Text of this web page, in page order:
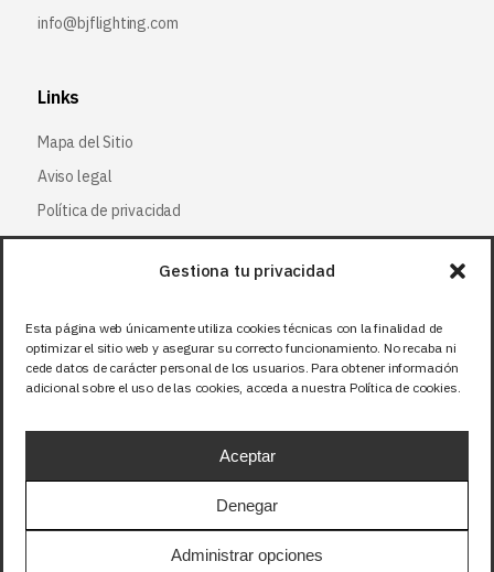
Gestiona tu privacidad
Esta página web únicamente utiliza cookies técnicas con la finalidad de
optimizar el sitio web y asegurar su correcto funcionamiento. No recaba ni
cede datos de carácter personal de los usuarios. Para obtener información
adicional sobre el uso de las cookies, acceda a nuestra Política de cookies.
Aceptar
Denegar
Administrar opciones
info@bjflighting.com
Links
Mapa del Sitio
Aviso legal
Política de privacidad
Política de cookies
Síguenos
Facebook
X (Twitter)
Instagram
Precios sin IVA (21%). Tasa RAEE incluida en